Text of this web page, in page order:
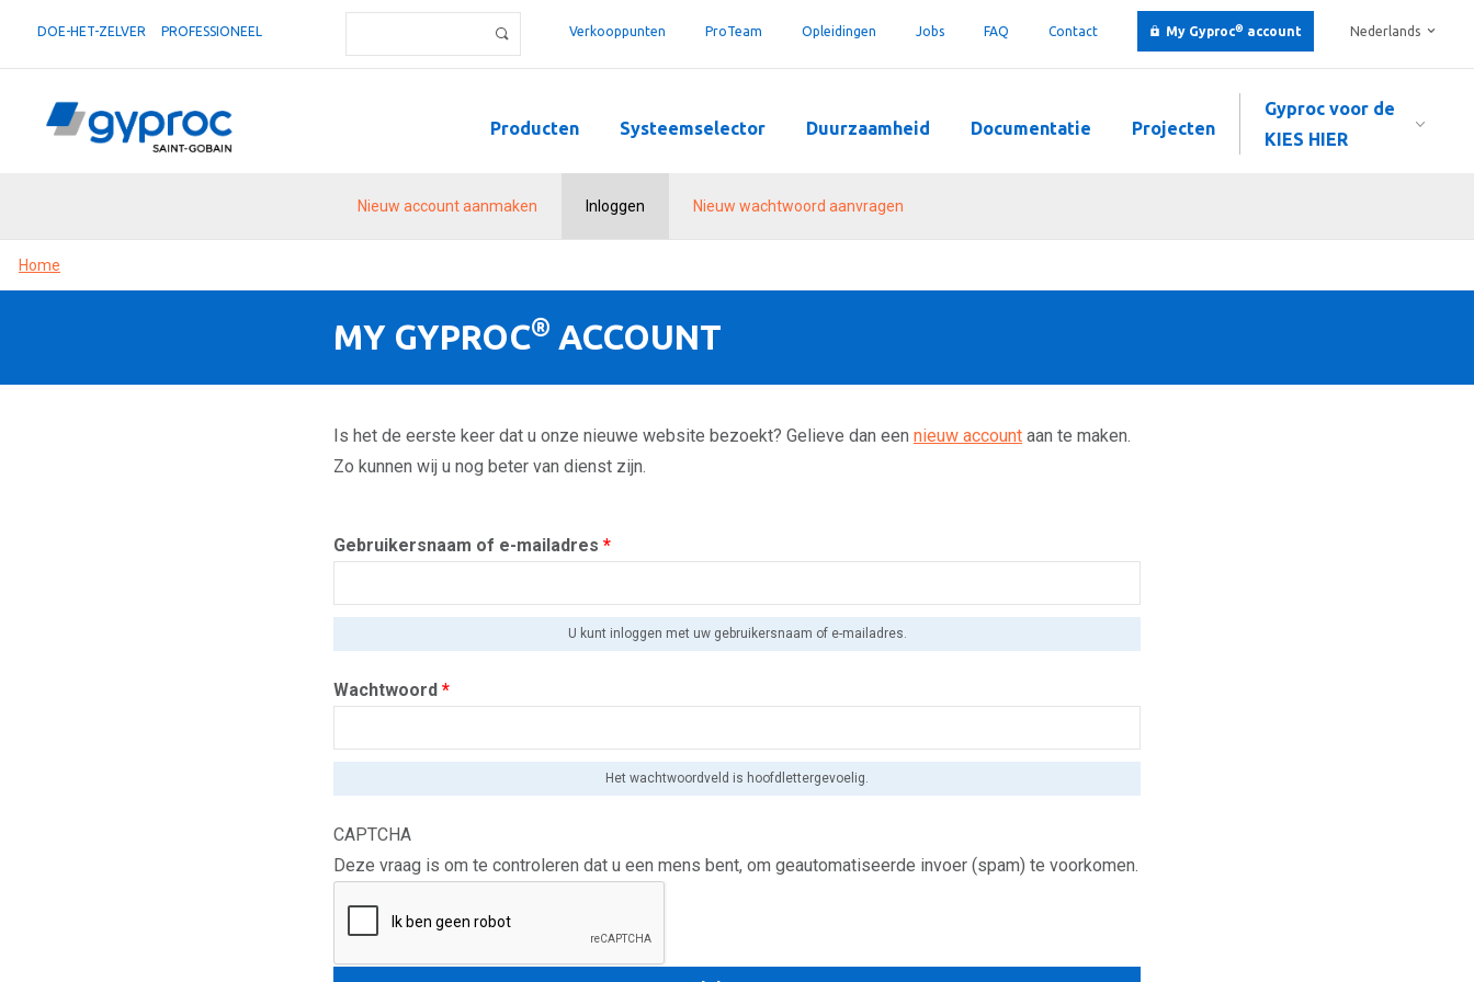
DOE-HET-ZELVER PROFESSIONEEL Nederlands
Verkooppunten ProTeam Opleidingen Jobs FAQ Contact My Gyproc® account
Gyproc voor de
KIES HIER
Producten Systeemselector Duurzaamheid Documentatie Projecten
Nieuw account aanmaken Inloggen Nieuw wachtwoord aanvragen
Home
MY GYPROC® ACCOUNT
Is het de eerste keer dat u onze nieuwe website bezoekt? Gelieve dan een nieuw account aan te maken.
Zo kunnen wij u nog beter van dienst zijn.
Gebruikersnaam of e-mailadres *
U kunt inloggen met uw gebruikersnaam of e-mailadres.
Wachtwoord *
Het wachtwoordveld is hoofdlettergevoelig.
CAPTCHA
Deze vraag is om te controleren dat u een mens bent, om geautomatiseerde invoer (spam) te voorkomen.